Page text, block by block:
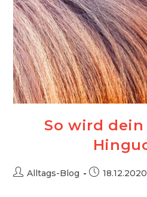
So wird dein
Beitrags-
Alltags-Blog
Beitrag18.12.2020